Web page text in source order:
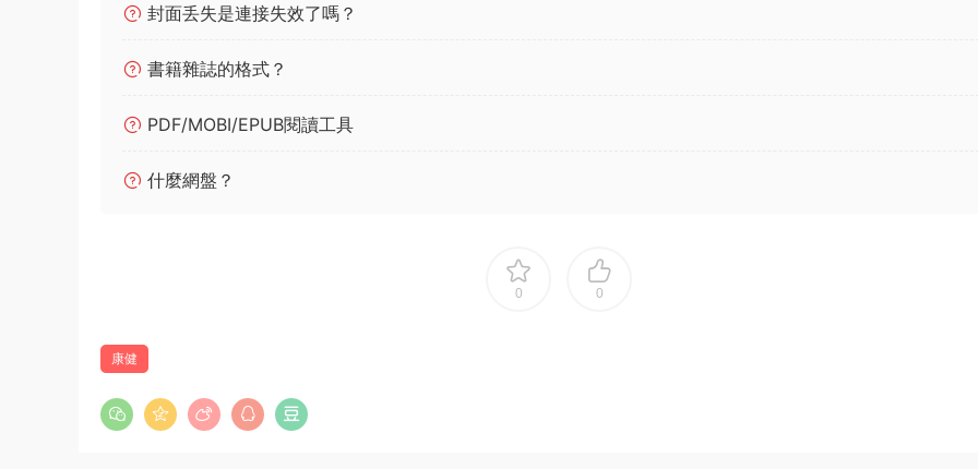
封面丢失是連接失效了嗎？
書籍雜誌的格式？
PDF/MOBI/EPUB閱讀工具
什麼網盤？
0 0
康健